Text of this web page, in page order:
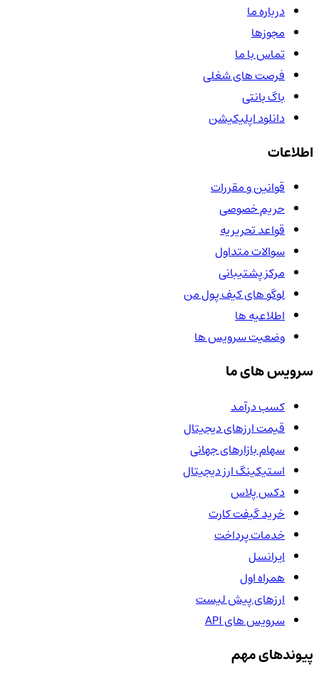
درباره ما
مجوزها
تماس با ما
فرصت های شغلی
باگ بانتی
دانلود اپلیکیشن
اطلاعات
قوانین و مقررات
حریم خصوصی
قواعد تحریریه
سوالات متداول
مرکز پشتیبانی
لوگو های کیف پول من
اطلاعیه ها
وضعیت سرویس ها
سرویس های ما
کسب درآمد
قیمت ارزهای دیجیتال
سهام بازارهای جهانی
استیکینگ ارز دیجیتال
دکس پلاس
خرید گیفت کارت
خدمات پرداخت
ایرانسل
همراه اول
ارزهای پیش لیست
سرویس های API
پیوندهای مهم